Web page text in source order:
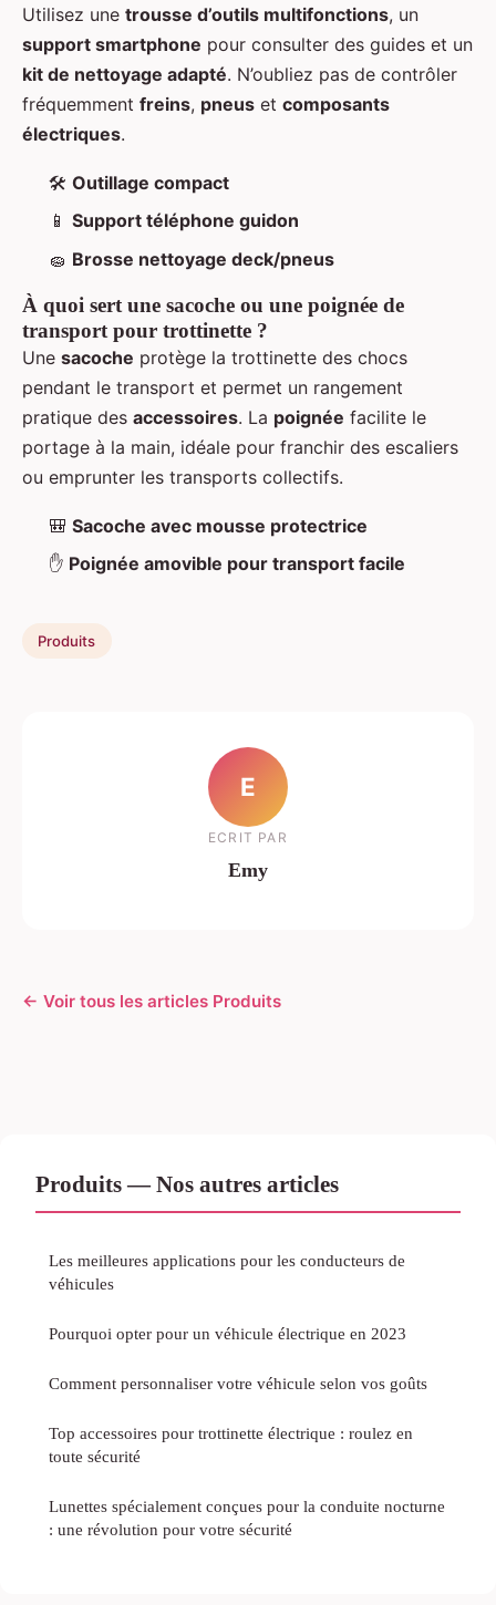
Utilisez une trousse d’outils multifonctions, un
support smartphone pour consulter des guides et un
kit de nettoyage adapté. N’oubliez pas de contrôler
fréquemment freins, pneus et composants
électriques.
🛠️ Outillage compact
📱 Support téléphone guidon
🧽 Brosse nettoyage deck/pneus
À quoi sert une sacoche ou une poignée de
transport pour trottinette ?
Une sacoche protège la trottinette des chocs
pendant le transport et permet un rangement
pratique des accessoires. La poignée facilite le
portage à la main, idéale pour franchir des escaliers
ou emprunter les transports collectifs.
🎒 Sacoche avec mousse protectrice
✋ Poignée amovible pour transport facile
Produits
E
ECRIT PAR
Emy
← Voir tous les articles Produits
Produits — Nos autres articles
Les meilleures applications pour les conducteurs de
véhicules
Pourquoi opter pour un véhicule électrique en 2023
Comment personnaliser votre véhicule selon vos goûts
Top accessoires pour trottinette électrique : roulez en
toute sécurité
Lunettes spécialement conçues pour la conduite nocturne
: une révolution pour votre sécurité